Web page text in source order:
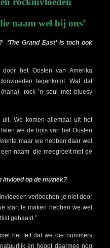
naam wel bij ons’
‘The Grand East’ is toch ook
door het Oosten van Amerika
tegenkomt. Wat dat
rock ’n soul met bluesy
uit. We komen allemaal uit het
we de trots van het Oosten
maar we hebben daar wel
naam die meegroeit met de
invloed op de muziek?
verloochen je niet door
start te maken hebben we wel
gehaald.”
het feit dat we die nummers
en hoopt daarmee nog